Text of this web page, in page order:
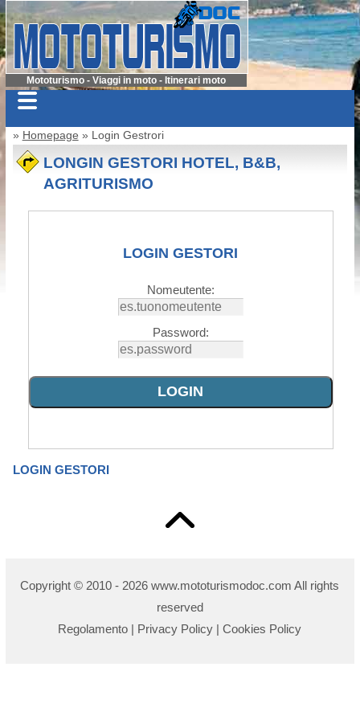
Mototurismo - Viaggi in moto - Itinerari moto
» Homepage » Login Gestrori
LONGIN GESTORI HOTEL, B&B,
AGRITURISMO
LOGIN GESTORI
Nomeutente:
Password:
LOGIN GESTORI
Copyright © 2010 - 2026 www.mototurismodoc.com All rights
reserved
Regolamento | Privacy Policy |Cookies Policy